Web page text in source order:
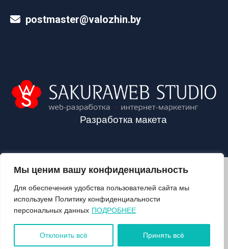
Мы ценим вашу конфиденциальность
Для обеспечения удобства пользователей сайта мы
используем Политику конфиденциальности
персональных данных ПОДРОБНЕЕ
Отклонить всё Принять всё
postmaster@valozhin.by
Разработка макета
2024©VALOZHIN.BY - НОВОСТИ ВОЛОЖИНСКОГО РАЙОНА
О ГАЗЕТЕ
ПОДПИСКА
КОНТАКТЫ